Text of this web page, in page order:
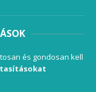
és gondosan kell